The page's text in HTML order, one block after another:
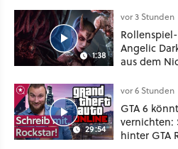
1:38
vor 3 Stunden
Angelic
aus dem
Mass Effect
29:54
vor 6 Stunden
GTA 6
vernichten:
hinter GTA